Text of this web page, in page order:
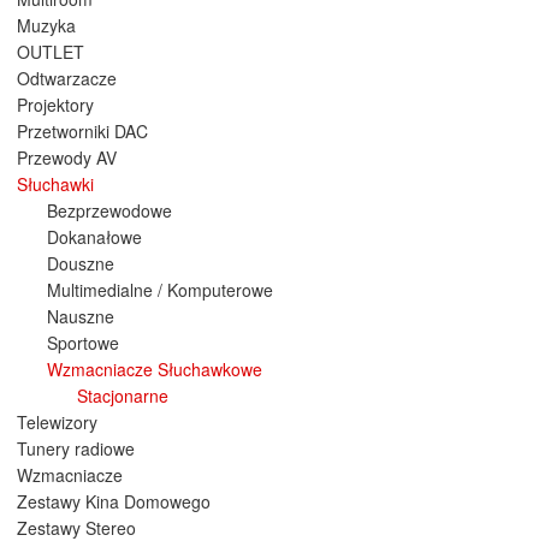
Muzyka
OUTLET
Odtwarzacze
Projektory
Przetworniki DAC
Przewody AV
Słuchawki
Bezprzewodowe
Dokanałowe
Douszne
Multimedialne / Komputerowe
Nauszne
Sportowe
Wzmacniacze Słuchawkowe
Stacjonarne
Telewizory
Tunery radiowe
Wzmacniacze
Zestawy Kina Domowego
Zestawy Stereo